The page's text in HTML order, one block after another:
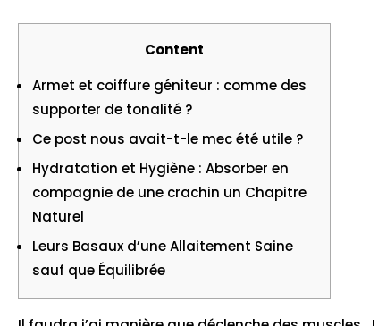
Content
Armet et coiffure géniteur : comme des
supporter de tonalité ?
Ce post nous avait-t-le mec été utile ?
Hydratation et Hygiène : Absorber en
compagnie de une crachin un Chapitre
Naturel
Leurs Basaux d’une Allaitement Saine
sauf que Équilibrée